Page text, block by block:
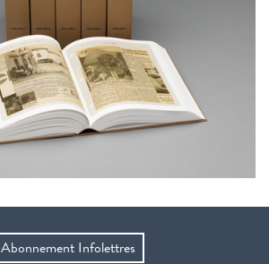
Abonnement Infolettres